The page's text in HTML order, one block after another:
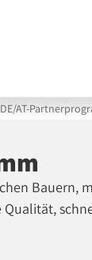
AT-
Bauern,